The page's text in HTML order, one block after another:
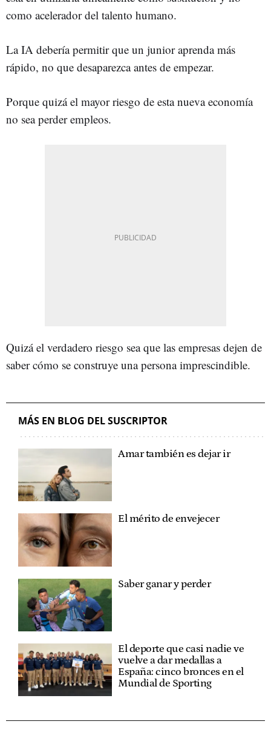
como acelerador del talento humano.
La IA debería permitir que un junior aprenda más
rápido, no que desaparezca antes de empezar.
Porque quizá el mayor riesgo de esta nueva economía
no sea perder empleos.
Quizá el verdadero riesgo sea que las empresas dejen de
saber cómo se construye una persona imprescindible.
MÁS EN BLOG DEL SUSCRIPTOR
Amar también es dejar ir
El mérito de envejecer
Saber ganar y perder
El deporte que casi nadie ve
vuelve a dar medallas a
España: cinco bronces en el
Mundial de Sporting